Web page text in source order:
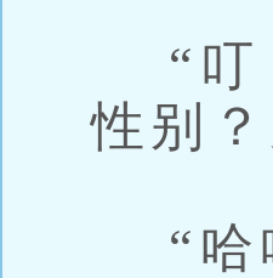
“叮
性别
“哈